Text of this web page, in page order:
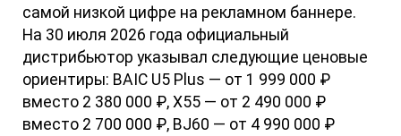
самой низкой цифре на рекламном баннере.
На 30 июля 2026 года официальный
дистрибьютор указывал следующие ценовые
ориентиры: BAIC U5 Plus — от 1 999 000 ₽
вместо 2 380 000 ₽, X55 — от 2 490 000 ₽
вместо 2 700 000 ₽, BJ60 — от 4 990 000 ₽